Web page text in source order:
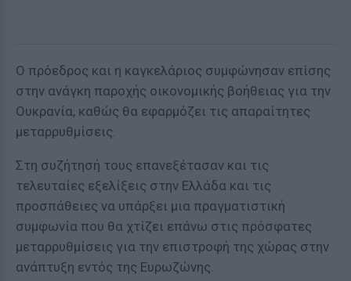
Ο πρόεδρος και η καγκελάριος συμφώνησαν επίσης
στην ανάγκη παροχής οικονομικής βοήθειας για την
Ουκρανία, καθώς θα εφαρμόζει τις απαραίτητες
μεταρρυθμίσεις.
Στη συζήτησή τους επανεξέτασαν και τις
τελευταίες εξελίξεις στην Ελλάδα και τις
προσπάθειες να υπάρξει μια πραγματιστική
συμφωνία που θα χτίζει επάνω στις πρόσφατες
μεταρρυθμίσεις για την επιστροφή της χώρας στην
ανάπτυξη εντός της Ευρωζώνης.